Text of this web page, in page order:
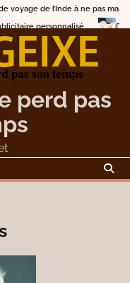
de l’Inde à ne pas manquer
un concepteur de power bank
perd pas